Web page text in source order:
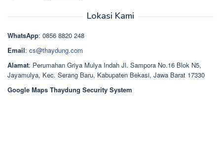
Rp1.378.000.
Lokasi Kami
WhatsApp: 0856 8820 248
Email: cs@thaydung.com
Alamat: Perumahan Griya Mulya Indah Jl. Sampora No.16 Blok N5,
Jayamulya, Kec. Serang Baru, Kabupaten Bekasi, Jawa Barat 17330
Google Maps Thaydung Security System